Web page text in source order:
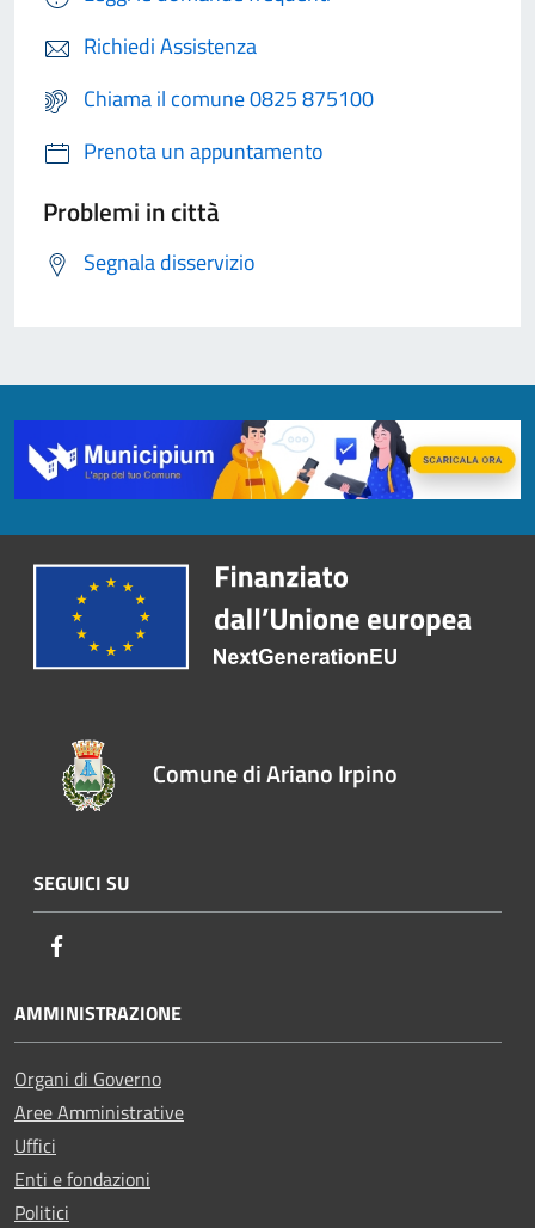
Richiedi Assistenza
Chiama il comune 0825 875100
Prenota un appuntamento
Problemi in città
Segnala disservizio
Comune di Ariano Irpino
SEGUICI SU
AMMINISTRAZIONE
Organi di Governo
Aree Amministrative
Uffici
Enti e fondazioni
Politici